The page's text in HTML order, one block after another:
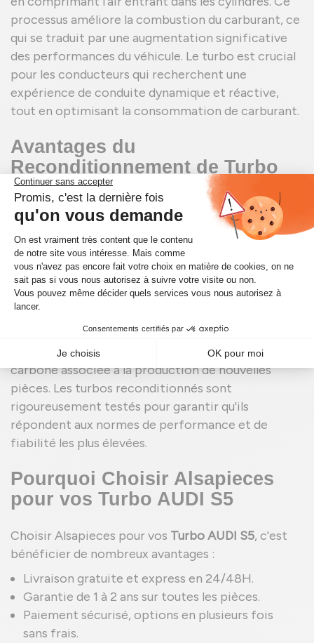
processus améliore la combustion du carburant, ce
qui se traduit par une augmentation significative
des performances du véhicule. Le turbo est crucial
pour les conducteurs qui recherchent une
expérience de conduite dynamique et réactive,
tout en optimisant la consommation de carburant.
Avantages du
Reconditionnement de Turbo
AUDI S5
Le reconditionnement desTurbo AUDI S5offre de
nombreux avantages. D'un point de vue
économique, les pièces reconditionnées sont
souvent beaucoup moins chères que les pièces
neuves, tout en offrant une qualité et une
reconditionnement est une option plus
écologique, car il réduit les déchets et l'empreinte
carbone associée à la production de nouvelles
pièces. Les turbos reconditionnés sont
rigoureusement testés pour garantir qu'ils
répondent aux normes de performance et de
fiabilité les plus élevées.
Pourquoi Choisir Alsapieces
pour vos Turbo AUDI S5
Choisir Alsapieces pour vos Turbo AUDI S5, c'est
bénéficier de nombreux avantages :
Livraison gratuite et express en 24/48H.
Garantie de 1 à 2 ans sur toutes les pièces.
Paiement sécurisé, options en plusieurs fois
sans frais.